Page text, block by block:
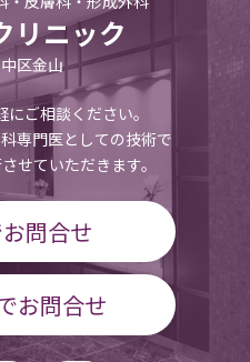
リニック
区金山
ご相談ください。
専門医としての技術で
せていただきます。
問合せ
お問合せ